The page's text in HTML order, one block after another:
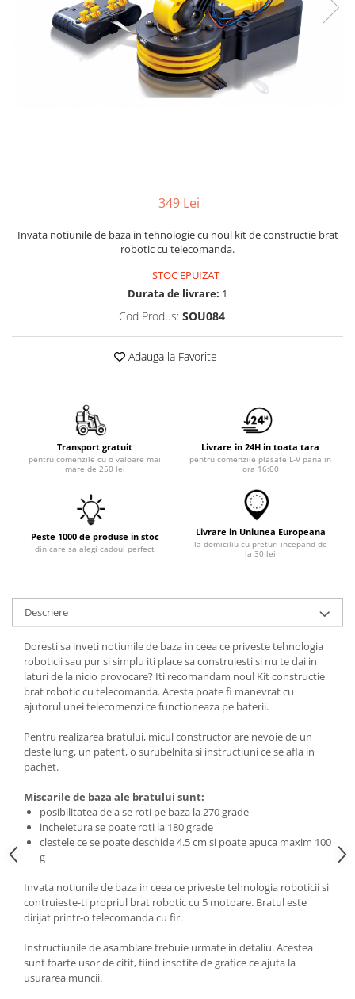
349 Lei
Invata notiunile de baza in tehnologie cu noul kit de constructie brat
robotic cu telecomanda.
STOC EPUIZAT
Durata de livrare: 1
Cod Produs: SOU084
Adauga la Favorite
Transport gratuit
pentru comenzile cu o valoare mai
mare de 250 lei
Livrare in 24H in toata tara
pentru comenzile plasate L-V pana in
ora 16:00
Peste 1000 de produse in stoc
din care sa alegi cadoul perfect
Livrare in Uniunea Europeana
la domiciliu cu preturi incepand de
la 30 lei
Descriere
Doresti sa inveti notiunile de baza in ceea ce priveste tehnologia
roboticii sau pur si simplu iti place sa construiesti si nu te dai in
laturi de la nicio provocare? Iti recomandam noul Kit constructie
brat robotic cu telecomanda. Acesta poate fi manevrat cu
ajutorul unei telecomenzi ce functioneaza pe baterii.
Pentru realizarea bratului, micul constructor are nevoie de un
cleste lung, un patent, o surubelnita si instructiuni ce se afla in
pachet.
Miscarile de baza ale bratului sunt:
posibilitatea de a se roti pe baza la 270 grade
incheietura se poate roti la 180 grade
clestele ce se poate deschide 4.5 cm si poate apuca maxim 100
g
Invata notiunile de baza in ceea ce priveste tehnologia roboticii si
contruieste-ti propriul brat robotic cu 5 motoare. Bratul este
dirijat printr-o telecomanda cu fir.
Instructiunile de asamblare trebuie urmate in detaliu. Acestea
sunt foarte usor de citit, fiind insotite de grafice ce ajuta la
usurarea muncii.